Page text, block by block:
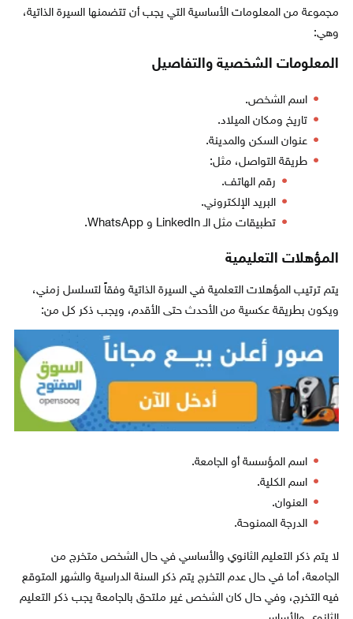
مجموعة من المعلومات الأساسية التي يجب أن تتضمنها السيرة الذاتية،
وهي:
المعلومات الشخصية والتفاصيل
اسم الشخص.
تاريخ ومكان الميلاد.
عنوان السكن والمدينة.
طريقة التواصل، مثل:
رقم الهاتف.
البريد الإلكتروني.
تطبيقات مثل الـ LinkedIn و WhatsApp.
المؤهلات التعليمية
يتم ترتيب المؤهلات التعلمية في السيرة الذاتية وفقاً لتسلسل زمني،
ويكون بطريقة عكسية من الأحدث حتى الأقدم، ويجب ذكر كل من:
اسم المؤسسة أو الجامعة.
اسم الكلية.
العنوان.
الدرجة الممنوحة.
لا يتم ذكر التعليم الثانوي والأساسي في حال الشخص متخرج من
الجامعة، أما في حال عدم التخرج يتم ذكر السنة الدراسية والشهر المتوقع
فيه التخرج، وفي حال كان الشخص غير ملتحق بالجامعة يجب ذكر التعليم